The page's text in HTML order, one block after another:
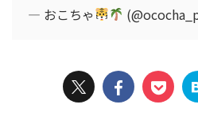
— おこちゃ